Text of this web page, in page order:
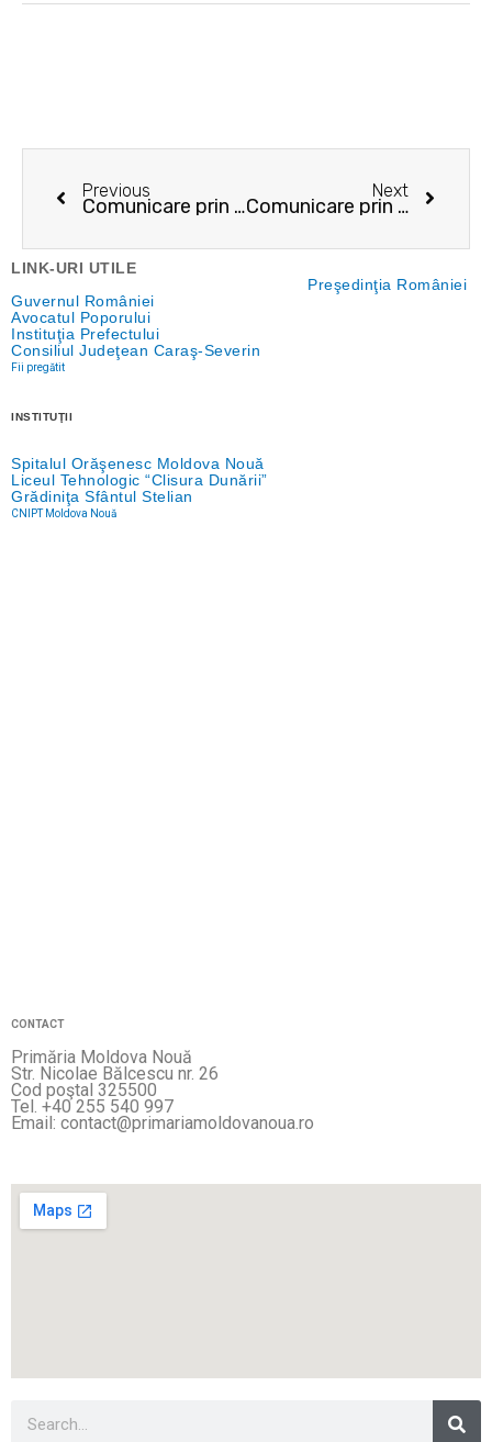
Prev
Previous
Comunicare prin publicitate – 21.09.2021
Next
Comunicare prin publicitate – 08.10.2021
Next
LINK-URI UTILE
Preşedinţia României
Guvernul României
Avocatul Poporului
Instituţia Prefectului
Consiliul Judeţean Caraş-Severin
Fii pregătit
INSTITUŢII
Spitalul Orăşenesc Moldova Nouă
Liceul Tehnologic “Clisura Dunării”
Grădiniţa Sfântul Stelian
CNIPT Moldova Nouă
CONTACT
Primăria Moldova Nouă
Str. Nicolae Bălcescu nr. 26
Cod poştal 325500
Tel. +40 255 540 997
Email: contact@primariamoldovanoua.ro